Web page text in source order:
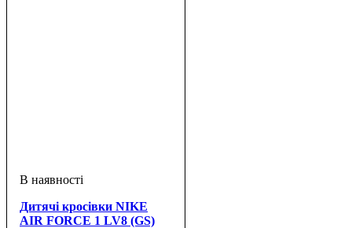
Дитячі кросівки NIKE
AIR FORCE 1 LV8 (GS)